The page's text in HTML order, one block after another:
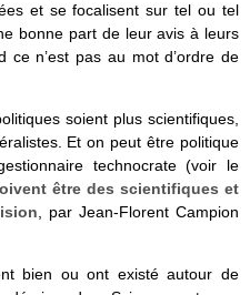
et se focalisent sur tel ou tel
bonne part de leur avis à leurs
ce n’est pas au mot d’ordre de
soient plus scientifiques,
Et on peut être politique
technocrate (voir le
être des scientifiques et
, par Jean-Florent Campion
bien ou ont existé autour de